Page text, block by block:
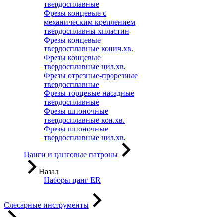
твердосплавные
Фрезы концевые с
механическим креплением
твердосплавны хпластин
Фрезы концевые
твердосплавные конич.хв.
Фрезы концевые
твердосплавные цил.хв.
Фрезы отрезные-прорезные
твердосплавные
Фрезы торцевые насадные
твердосплавные
Фрезы шпоночные
твердосплавные кон.хв.
Фрезы шпоночные
твердосплавные цил.хв.
Цанги и цанговые патроны
Назад
Наборы цанг ER
Слесарные инструменты